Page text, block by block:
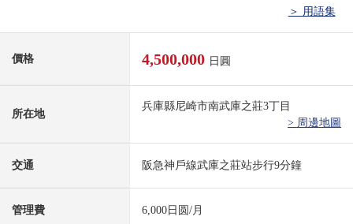
＞ 用語集
價格 4,500,000 日圓
所在地
兵庫縣尼崎市南武庫之莊3丁目
> 周邊地圖
交通 阪急神戶線武庫之莊站步行9分鐘
管理費 6,000日圆/月